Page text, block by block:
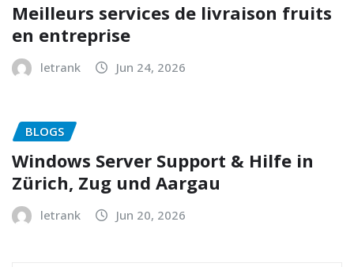
Meilleurs services de livraison fruits
en entreprise
letrank Jun 24, 2026
BLOGS
Windows Server Support & Hilfe in
Zürich, Zug und Aargau
letrank Jun 20, 2026